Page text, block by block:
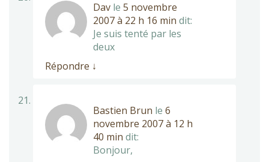
Dav le 5 novembre
2007 à 22 h 16 min dit:
Je suis tenté par les
deux
Répondre ↓
Bastien Brun le 6
novembre 2007 à 12 h
40 min dit:
Bonjour,